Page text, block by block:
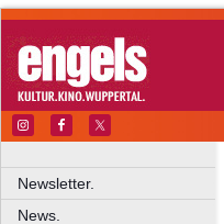
Newsletter.
News.